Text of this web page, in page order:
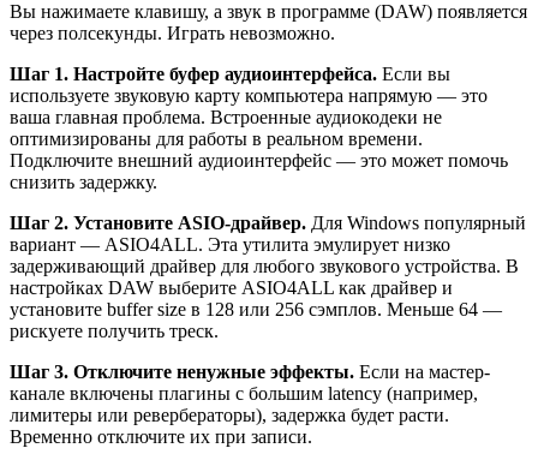
Вы нажимаете клавишу, а звук в программе (DAW) появляется
через полсекунды. Играть невозможно.
Шаг 1. Настройте буфер аудиоинтерфейса. Если вы
используете звуковую карту компьютера напрямую — это
ваша главная проблема. Встроенные аудиокодеки не
оптимизированы для работы в реальном времени.
Подключите внешний аудиоинтерфейс — это может помочь
снизить задержку.
Шаг 2. Установите ASIO-драйвер. Для Windows популярный
вариант — ASIO4ALL. Эта утилита эмулирует низко
задерживающий драйвер для любого звукового устройства. В
настройках DAW выберите ASIO4ALL как драйвер и
установите buffer size в 128 или 256 сэмплов. Меньше 64 —
рискуете получить треск.
Шаг 3. Отключите ненужные эффекты. Если на мастер-
канале включены плагины с большим latency (например,
лимитеры или ревербераторы), задержка будет расти.
Временно отключите их при записи.